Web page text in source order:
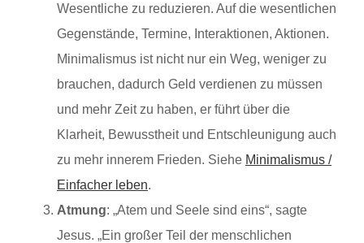
Wesentliche zu reduzieren. Auf die wesentlichen
Gegenstände, Termine, Interaktionen, Aktionen.
Minimalismus ist nicht nur ein Weg, weniger zu
brauchen, dadurch Geld verdienen zu müssen
und mehr Zeit zu haben, er führt über die
Klarheit, Bewusstheit und Entschleunigung auch
zu mehr innerem Frieden. Siehe Minimalismus /
Einfacher leben.
Atmung: „Atem und Seele sind eins“, sagte
Jesus. „Ein großer Teil der menschlichen